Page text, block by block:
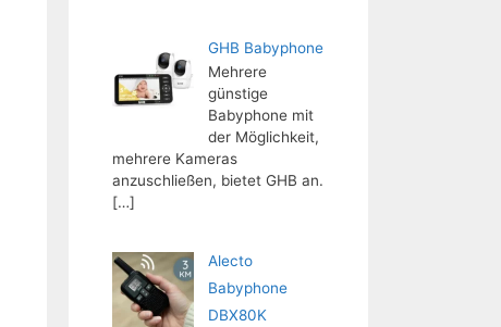
GHB Babyphone
Mehrere
günstige
Babyphone mit
der Möglichkeit,
mehrere Kameras
anzuschließen, bietet GHB an.
[…]
Alecto
Babyphone
DBX80K